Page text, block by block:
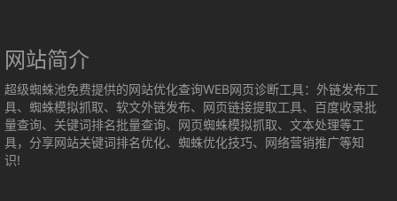
网站简介
超级蜘蛛池免费提供的网站优化查询WEB网页诊断工具：外链发布工
具、蜘蛛模拟抓取、软文外链发布、网页链接提取工具、百度收录批
量查询、关键词排名批量查询、网页蜘蛛模拟抓取、文本处理等工
具，分享网站关键词排名优化、蜘蛛优化技巧、网络营销推广等知
识!